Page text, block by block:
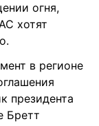
огня,
хотят
в регионе
президента
Бретт